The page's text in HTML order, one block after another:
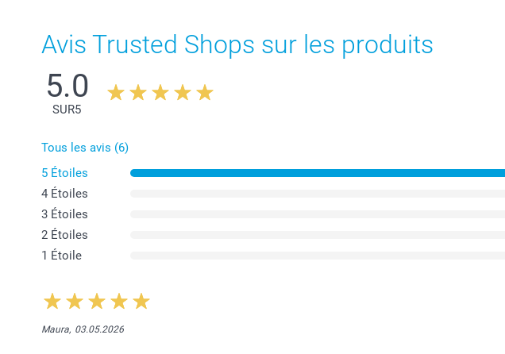
Avis Trusted Shops sur les produits
5.0
SUR5
Tous les avis (6)
5 Étoiles
4 Étoiles
3 Étoiles
2 Étoiles
1 Étoile
Maura, 03.05.2026